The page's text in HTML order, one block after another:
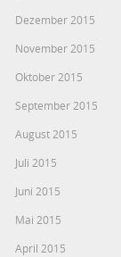
Dezember 2015
November 2015
Oktober 2015
September 2015
August 2015
Juli 2015
Juni 2015
Mai 2015
April 2015